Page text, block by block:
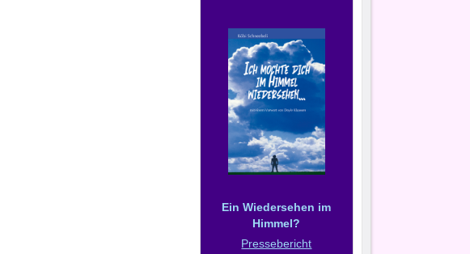
Ein Wiedersehen im
Himmel?
Pressebericht